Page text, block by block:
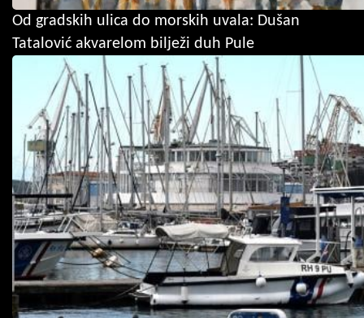
Od gradskih ulica do morskih uvala: Dušan
Tatalović akvarelom bilježi duh Pule